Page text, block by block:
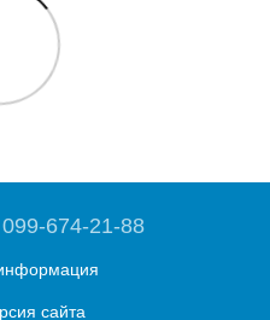
099-674-21-88
сайта